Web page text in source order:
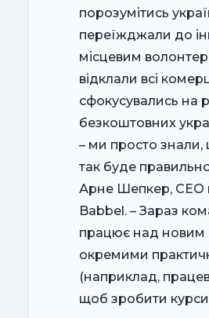
порозумітись
переїжджали до
місцевим
відклали всі
сфокусувались на
безкоштовних
– ми просто знали,
так буде
Арне Шепкер, СЕО
Babbel. – Зараз
працює над новим
окремими
(наприклад,
щоб зробити